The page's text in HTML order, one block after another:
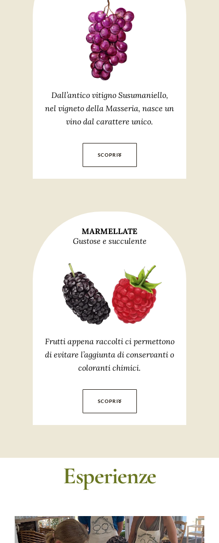
Dall’antico vitigno Susumaniello,
nel vigneto della Masseria, nasce un
vino dal carattere unico.
SCOPRI
MARMELLATE
Gustose e succulente
Frutti appena raccolti ci permettono
di evitare l’aggiunta di conservanti o
coloranti chimici.
SCOPRI
Esperienze